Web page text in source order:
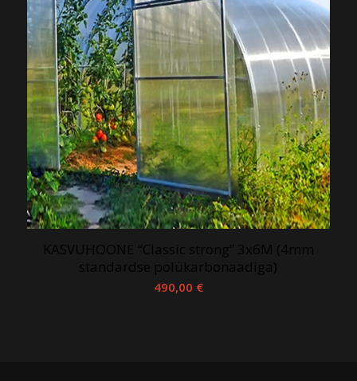
KASVUHOONE “Classic strong” 3x6M (4mm
standardse polükarbonaadiga)
490,00 €